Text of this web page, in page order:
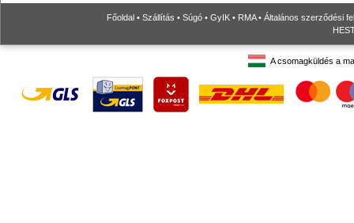
Főoldal • Szállítás • Súgó • GyIK • RMA• Általános szerződési
A csomagküldés a